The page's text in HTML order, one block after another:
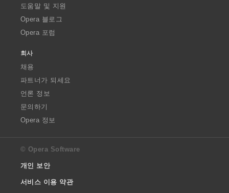
도움말 및 지원
Opera 블로그
Opera 포럼
회사
채용
파트너가 되세요
언론 정보
문의하기
Opera 정보
© Opera Software
개인 보안
서비스 이용 약관